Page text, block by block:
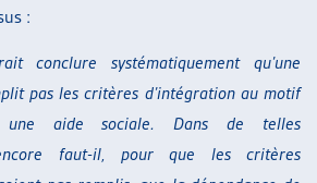
:
conclure systématiquement qu’une
pas les critères d’intégration au motif
une aide sociale. Dans de telles
faut-il, pour que les critères